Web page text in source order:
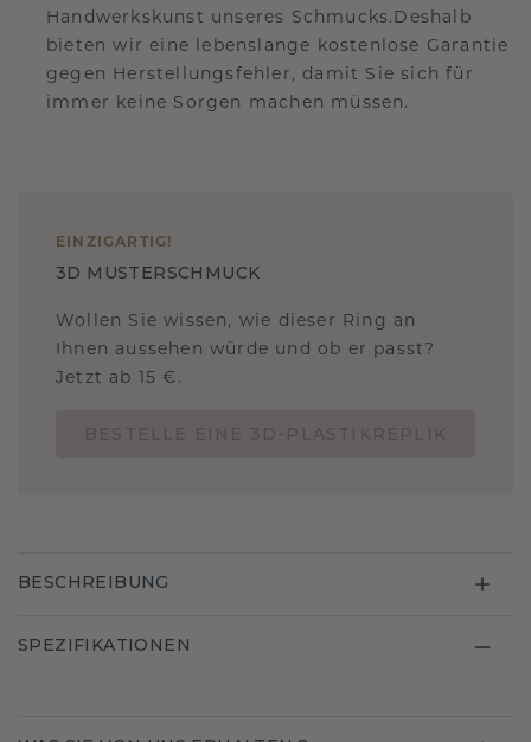
Handwerkskunst unseres Schmucks.Deshalb
bieten wir eine lebenslange kostenlose Garantie
gegen Herstellungsfehler, damit Sie sich für
immer keine Sorgen machen müssen.
EINZIGARTIG !
3D MUSTERSCHMUCK
Wollen Sie wissen, wie dieser Ring an
Ihnen aussehen würde und ob er passt?
Jetzt ab 15 €.
BESCHREIBUNG
SPEZIFIKATIONEN